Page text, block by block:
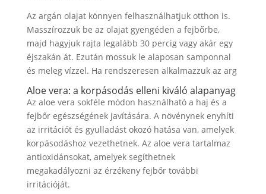
Az argán olajat könnyen felhasználhatjuk otthon is.
Masszírozzuk be az olajat gyengéden a fejbőrbe,
majd hagyjuk rajta legalább 30 percig vagy akár egy
éjszakán át. Ezután mossuk le alaposan samponnal
és meleg vízzel. Ha rendszeresen alkalmazzuk az arg
Aloe vera: a korpásodás elleni kiváló alapanyag
Az aloe vera sokféle módon használható a haj és a
fejbőr egészségének javítására. A növénynek enyhíti
az irritációt és gyulladást okozó hatása van, amelyek
korpásodáshoz vezethetnek. Az aloe vera tartalmaz
antioxidánsokat, amelyek segíthetnek
megakadályozni az érzékeny fejbőr további
irritációját.